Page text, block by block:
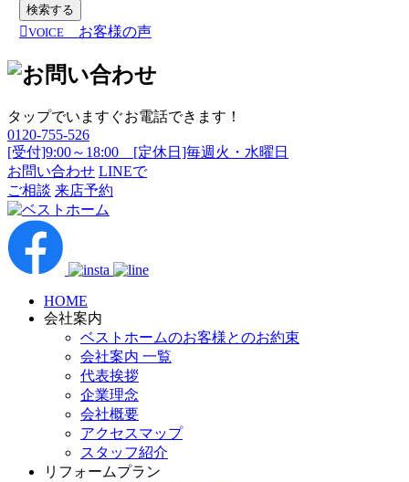
検索する
VOICE
お客様の声
タップでいますぐお電話できます！
0120-755-526
[受付]9:00～18:00 [定休日]毎週火・水曜日
お問い合わせ LINEで
ご相談 来店予約
HOME
会社案内
ベストホームのお客様とのお約束
会社案内 一覧
代表挨拶
企業理念
会社概要
アクセスマップ
スタッフ紹介
リフォームプラン